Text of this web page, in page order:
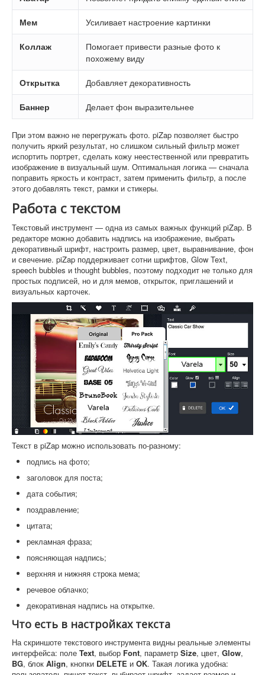
Мем Усиливает настроение картинки
Коллаж
Помогает привести разные фото к
похожему виду
Открытка Добавляет декоративность
Баннер Делает фон выразительнее
При этом важно не перегружать фото. piZap позволяет быстро
получить яркий результат, но слишком сильный фильтр может
испортить портрет, сделать кожу неестественной или превратить
изображение в визуальный шум. Оптимальная логика — сначала
поправить яркость и контраст, затем применить фильтр, а после
этого добавлять текст, рамки и стикеры.
Работа с текстом
Текстовый инструмент — одна из самых важных функций piZap. В
редакторе можно добавить надпись на изображение, выбрать
декоративный шрифт, настроить размер, цвет, выравнивание, фон
и свечение. piZap поддерживает сотни шрифтов, Glow Text,
speech bubbles и thought bubbles, поэтому подходит не только для
простых подписей, но и для мемов, открыток, приглашений и
визуальных карточек.
Текст в piZap можно использовать по-разному:
подпись на фото;
заголовок для поста;
дата события;
поздравление;
цитата;
рекламная фраза;
поясняющая надпись;
верхняя и нижняя строка мема;
речевое облачко;
декоративная надпись на открытке.
Что есть в настройках текста
На скриншоте текстового инструмента видны реальные элементы
интерфейса: поле Text, выбор Font, параметр Size, цвет, Glow,
BG, блок Align, кнопки DELETE и OK. Такая логика удобна: